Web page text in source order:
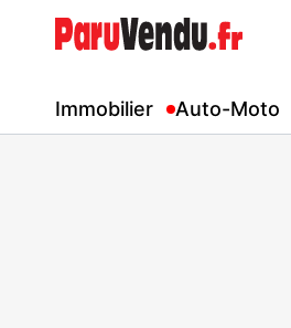
Immobilier Auto-Moto